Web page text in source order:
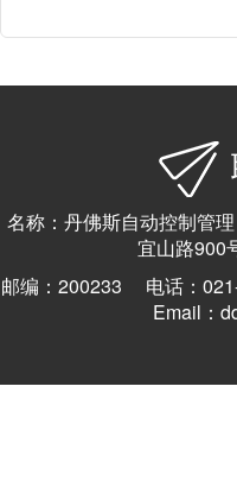
名称：丹佛斯自动控制管
宜山路900
邮编：200233 电话：
Email：